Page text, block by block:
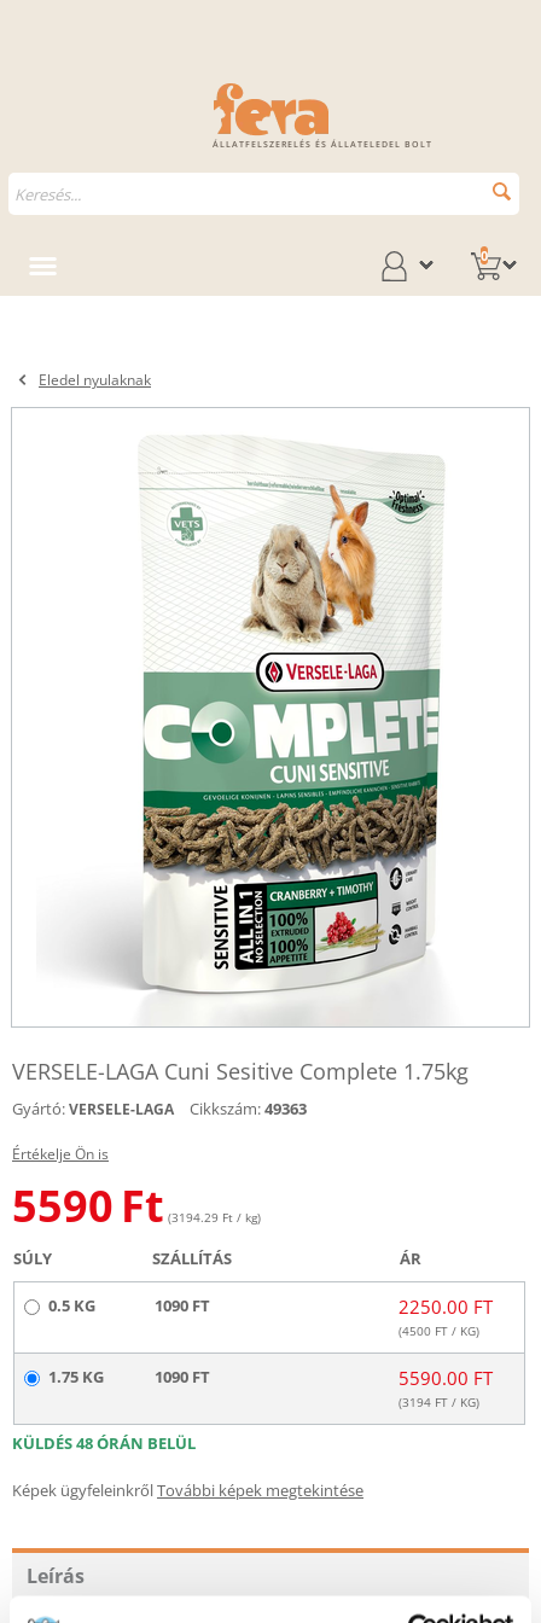
ÁLLATFELSZERELÉS ÉS ÁLLATELEDEL BOLT
0
Eledel nyulaknak
VERSELE-LAGA Cuni Sesitive Complete 1.75kg
Gyártó:VERSELE-LAGA Cikkszám:49363
Értékelje Ön is
5590 Ft (3194.29 Ft / kg)
SÚLY SZÁLLÍTÁS ÁR
0.5 KG 1090 FT 2250.00 FT
(4500 FT / KG)
1.75 KG 1090 FT 5590.00 FT
(3194 FT / KG)
KÜLDÉS 48 ÓRÁN BELÜL
Képek ügyfeleinkrőlTovábbi képek megtekintése
Leírás